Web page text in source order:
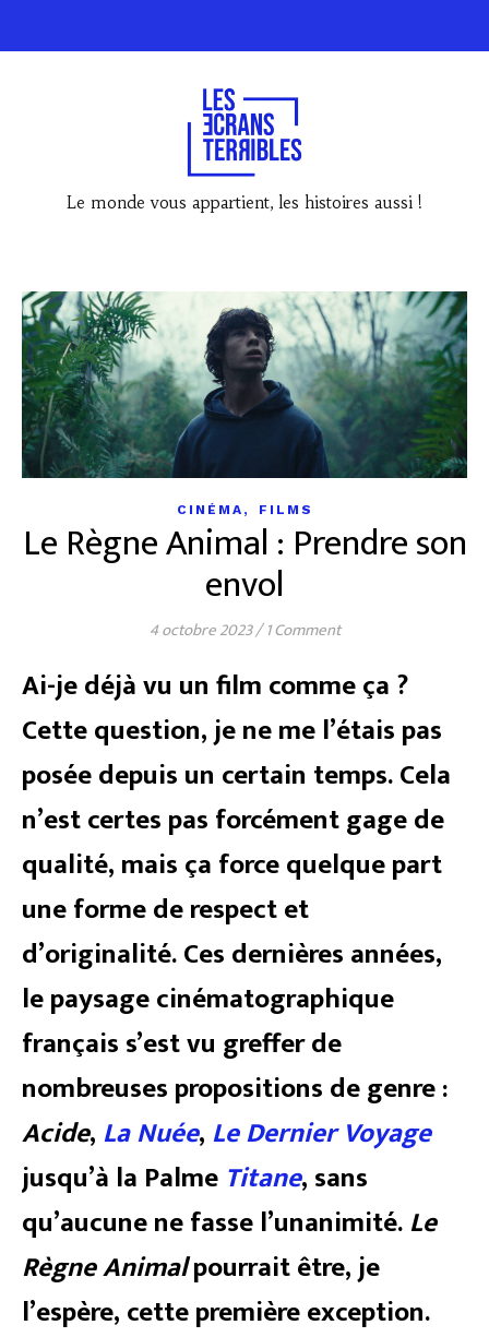
Le monde vous appartient, les histoires aussi !
CINÉMA , FILMS
Le Règne Animal : Prendre son
envol
4 octobre 2023/ 1 Comment
Ai-je déjà vu un film comme ça ?
Cette question, je ne me l’étais pas
posée depuis un certain temps. Cela
n’est certes pas forcément gage de
qualité, mais ça force quelque part
une forme de respect et
d’originalité. Ces dernières années,
le paysage cinématographique
français s’est vu greffer de
nombreuses propositions de genre :
Acide,La Nuée,Le Dernier Voyage
jusqu’à la Palme Titane, sans
qu’aucune ne fasse l’unanimité.Le
Règne Animalpourrait être, je
l’espère, cette première exception.